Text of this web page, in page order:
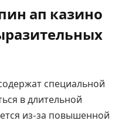
ап казино
специальной
в длительной
из-за повышенной